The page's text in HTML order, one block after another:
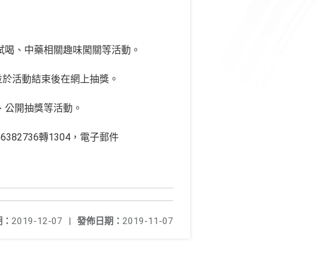
、中藥相關趣味闖關等活動。
活動結束後在網上抽獎。
開抽獎等活動。
轉1304，電子郵件
發佈日期： 2019-11-07
2019-12-07 |